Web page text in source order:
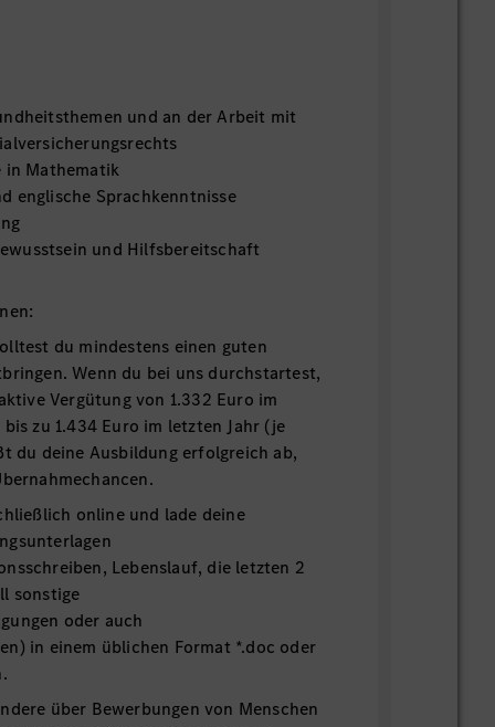
und an der Arbeit mit
in Mathematik
englische Sprachkenntnisse
und Hilfsbereitschaft
du mindestens einen guten
Wenn du bei uns durchstartest,
Vergütung von 1.332 Euro im
zu 1.434 Euro im letzten Jahr (je
du deine Ausbildung erfolgreich ab,
online und lade deine
Lebenslauf, die letzten 2
sonstige
oder auch
in einem üblichen Format *.doc oder
über Bewerbungen von Menschen